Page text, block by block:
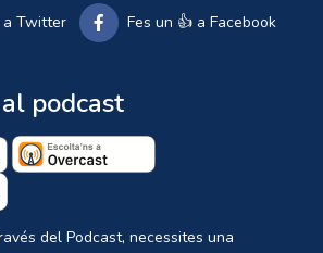
a Twitter Fes un 👍 a Facebook
podcast
del Podcast, necessites una